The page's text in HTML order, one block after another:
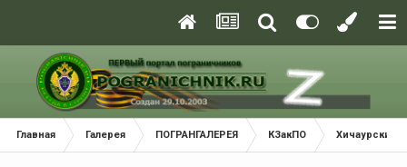
Главная Галерея ПОГРАНГАЛЕРЕЯ КЗакПО Хичаурский